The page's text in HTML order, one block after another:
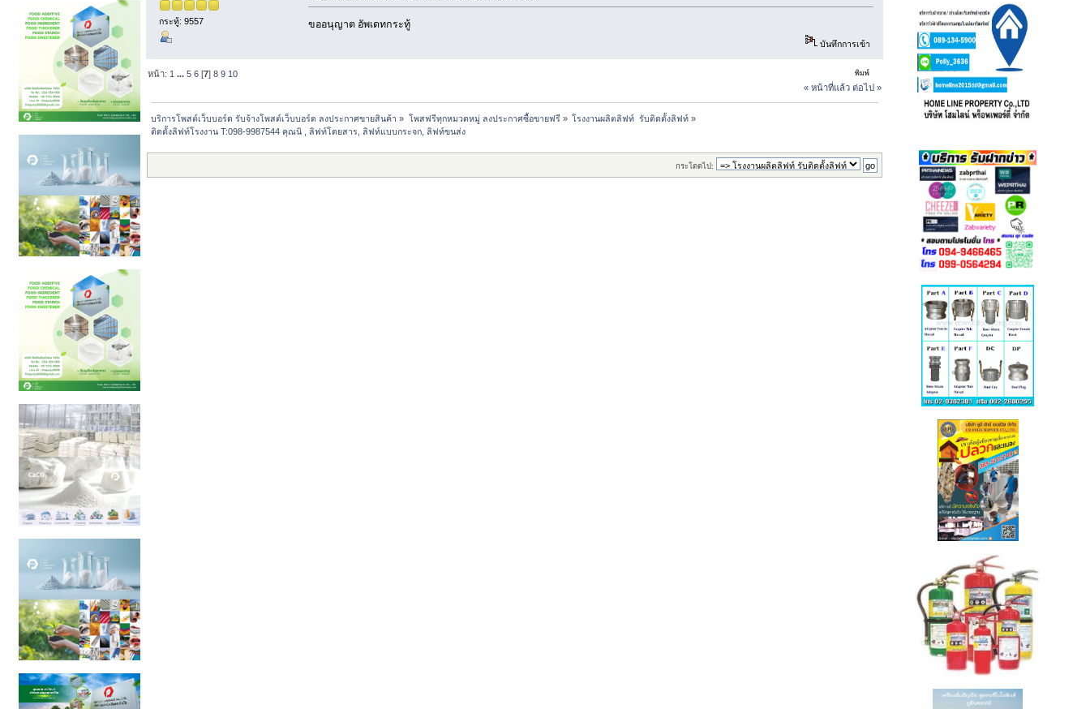
กระทู้: 9557 ขออนุญาต อัพเดทกระทู้
บันทึกการเข้า
พิมพ์
หน้า: 1 ...5 6 [7]8 9 10
« หน้าที่แล้ว ต่อไป »
บริการโพสต์เว็บบอร์ด รับจ้างโพสต์เว็บบอร์ด ลงประกาศขายสินค้า » โพสฟรีทุกหมวดหมู่ ลงประกาศซื้อขายฟรี» โรงงานผลิตลิฟท์  รับติดตั้งลิฟท์»
ติดตั้งลิฟท์โรงงาน T:098-9987544 คุณนิ , ลิฟท์โดยสาร, ลิฟท์แบบกระจก, ลิฟท์ขนส่ง
กระโดดไป: